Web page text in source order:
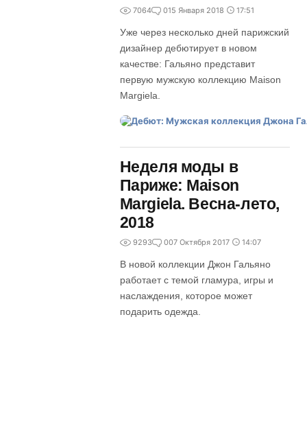
7064 015 Января 2018 17:51
Уже через несколько дней парижский
дизайнер дебютирует в новом
качестве: Гальяно представит
первую мужскую коллекцию Maison
Margiela.
Неделя моды в
Париже: Maison
Margiela. Весна-лето,
2018
9293 007 Октября 2017 14:07
В новой коллекции Джон Гальяно
работает с темой гламура, игры и
наслаждения, которое может
подарить одежда.